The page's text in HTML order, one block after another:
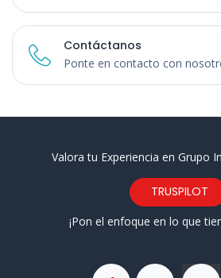
Contáctanos
Ponte en contacto con
Valora tu Experiencia en Grupo
TRUSPILOT
¡Pon el enfoque en lo que